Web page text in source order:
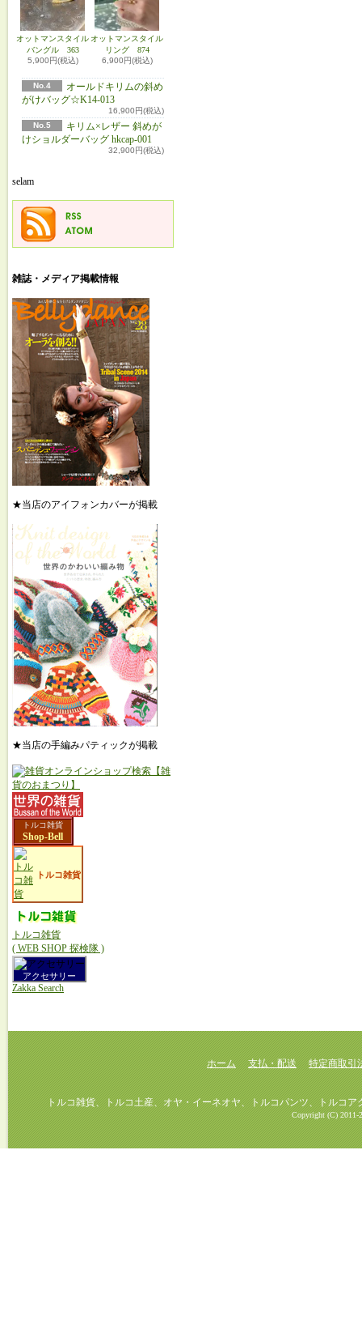
オットマンスタイル
バングル 363
5,900円(税込)
オットマンスタイル
リング 874
6,900円(税込)
No.4
オールドキリムの斜め
がけバッグ☆K14-013
16,900円(税込)
No.5
キリム×レザー 斜めが
けショルダーバッグ hkcap-001
32,900円(税込)
selam
雑誌・メディア掲載情報
★当店のアイフォンカバーが掲載
★当店の手編みパティックが掲載
トルコ雑貨
Shop-Bell
トルコ雑貨
トルコ雑貨
( WEB SHOP 探検隊 )
アクセサリー
Zakka Search
ホーム 支払・配送 特定商取引
トルコ雑貨、トルコ土産、オヤ・イーネオヤ、トルコパンツ、トルコアク
Copyright (C) 2011-